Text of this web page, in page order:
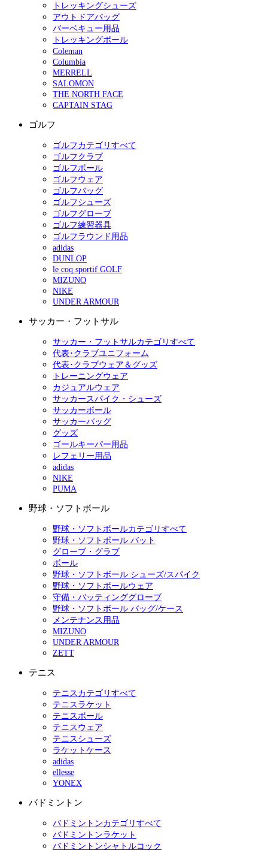
トレッキングシューズ
アウトドアバッグ
バーベキュー用品
トレッキングポール
Coleman
Columbia
MERRELL
SALOMON
THE NORTH FACE
CAPTAIN STAG
ゴルフ
ゴルフカテゴリすべて
ゴルフクラブ
ゴルフボール
ゴルフウェア
ゴルフバッグ
ゴルフシューズ
ゴルフグローブ
ゴルフ練習器具
ゴルフラウンド用品
adidas
DUNLOP
le coq sportif GOLF
MIZUNO
NIKE
UNDER ARMOUR
サッカー・フットサル
サッカー・フットサルカテゴリすべて
代表･クラブユニフォーム
代表･クラブウェア＆グッズ
トレーニングウェア
カジュアルウェア
サッカースパイク・シューズ
サッカーボール
サッカーバッグ
グッズ
ゴールキーパー用品
レフェリー用品
adidas
NIKE
PUMA
野球・ソフトボール
野球・ソフトボールカテゴリすべて
野球・ソフトボール バット
グローブ・グラブ
ボール
野球・ソフトボール シューズ/スパイク
野球・ソフトボールウェア
守備・バッティンググローブ
野球・ソフトボール バッグ/ケース
メンテナンス用品
MIZUNO
UNDER ARMOUR
ZETT
テニス
テニスカテゴリすべて
テニスラケット
テニスボール
テニスウェア
テニスシューズ
ラケットケース
adidas
ellesse
YONEX
バドミントン
バドミントンカテゴリすべて
バドミントンラケット
バドミントンシャトルコック